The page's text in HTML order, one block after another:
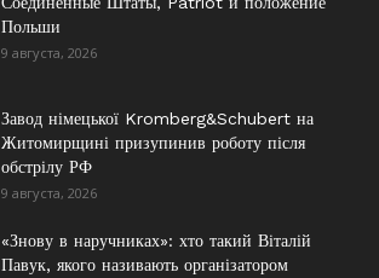
Польши
9 августа, 2026
Завод німецької Kromberg&Schubert на
Житомирщині призупинив роботу після
обстрілу РФ
9 августа, 2026
«Знову в наручниках»: хто такий Віталій
Павук, якого називають організатором